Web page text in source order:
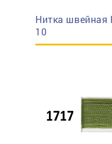
Нитка швейная
10
Ваш вопрос: